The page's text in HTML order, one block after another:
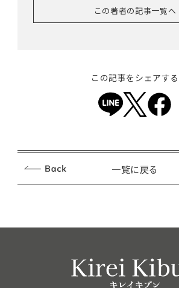
この著者の記事一覧へ
この記事をシェアする
一覧に戻る